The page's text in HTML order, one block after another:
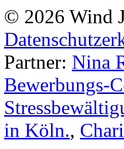
© 2026 Wind
Partner: Nina
Bewerbungs-
in Köln.,